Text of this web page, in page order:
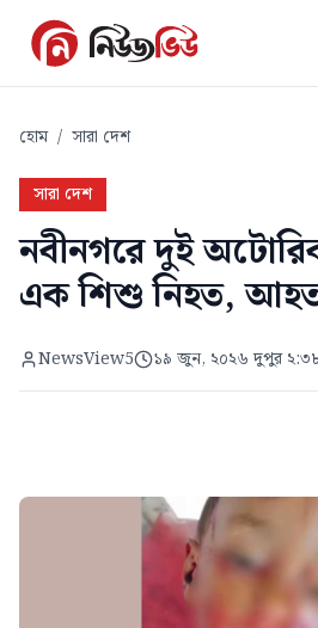
হোম / সারা দেশ
সারা দেশ
নবীনগরে দুই
এক শিশু নিহত,
NewsView5 ১৯ জুন, ২০২৬ দুপুর